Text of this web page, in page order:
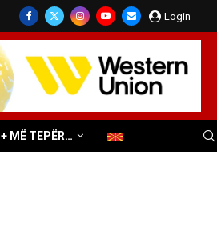
Login
+ MË TEPËR…